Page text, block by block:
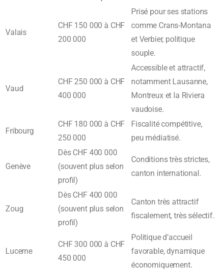
Valais
CHF 150 000 à CHF
200 000
Prisé pour ses stations
comme Crans-Montana
et Verbier, politique
souple.
Vaud
CHF 250 000 à CHF
400 000
Accessible et attractif,
notamment Lausanne,
Montreux et la Riviera
vaudoise.
Fribourg
CHF 180 000 à CHF
250 000
Fiscalité compétitive,
peu médiatisé.
Genève
Dès CHF 400 000
(souvent plus selon
profil)
Conditions très strictes,
canton international.
Zoug
Dès CHF 400 000
(souvent plus selon
profil)
Canton très attractif
fiscalement, très sélectif.
Lucerne
CHF 300 000 à CHF
450 000
Politique d’accueil
favorable, dynamique
économiquement.